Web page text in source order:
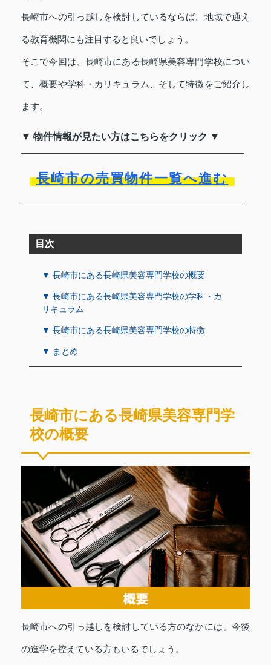
長崎市への引っ越しを検討しているならば、地域で通え
る教育機関にも注目すると良いでしょう。
そこで今回は、長崎市にある長崎県美容専門学校につい
て、概要や学科・カリキュラム、そして特徴をご紹介し
ます。
▼ 物件情報が見たい方はこちらをクリック ▼
長崎市の売買物件一覧へ進む
目次
▼ 長崎市にある長崎県美容専門学校の概要
▼ 長崎市にある長崎県美容専門学校の学科・カ
リキュラム
▼ 長崎市にある長崎県美容専門学校の特徴
▼ まとめ
長崎市にある長崎県美容専門学
校の概要
長崎市への引っ越しを検討している方のなかには、今後
の進学を控えている方もいるでしょう。